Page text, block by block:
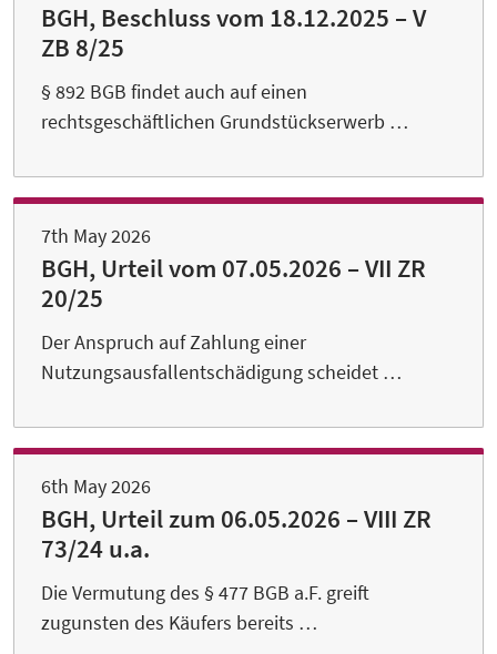
BGH, Beschluss vom 18.12.2025 – V
ZB 8/25
§ 892 BGB findet auch auf einen
rechtsgeschäftlichen Grundstückserwerb …
7th May 2026
BGH, Urteil vom 07.05.2026 – VII ZR
20/25
Der Anspruch auf Zahlung einer
Nutzungsausfallentschädigung scheidet …
6th May 2026
BGH, Urteil zum 06.05.2026 – VIII ZR
73/24 u.a.
Die Vermutung des § 477 BGB a.F. greift
zugunsten des Käufers bereits …